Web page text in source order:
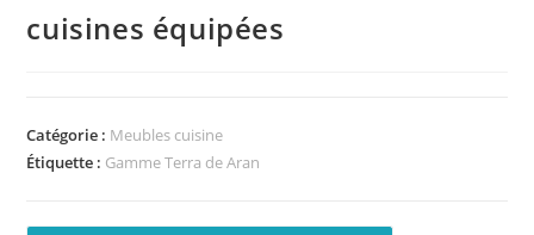
cuisines équipées
Catégorie : Meubles cuisine
Étiquette : Gamme Terra de Aran